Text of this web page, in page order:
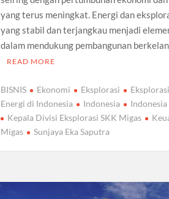
yang terus meningkat. Energi dan
yang stabil dan terjangkau menjadi
dalam mendukung pembangunan
READ MORE
BISNIS Ekonomi Eksplorasi
Energi di Indonesia
Indonesia
Kepala Divisi Eksplorasi SKK Migas
Migas
Sunjaya Eka Saputra